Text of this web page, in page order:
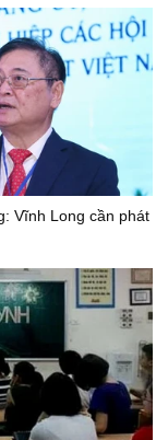
Vĩnh Long cần phát